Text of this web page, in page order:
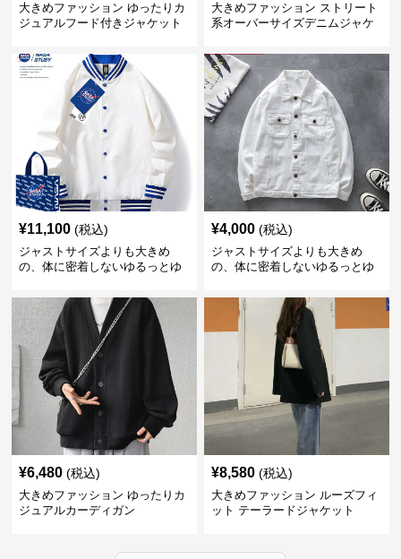
大きめファッション ゆったりカ
ジュアルフード付きジャケット
大きめファッション ストリート
系オーバーサイズデニムジャケ
¥11,100 (税込)
ジャストサイズよりも大きめ
の、体に密着しないゆるっとゆ
ゆったりスポーツバーシティジ
ャケット
¥4,000 (税込)
ジャストサイズよりも大きめ
の、体に密着しないゆるっとゆ
ゆったりシルエットデニムジャ
ケット
¥6,480 (税込)
大きめファッション ゆったりカ
ジュアルカーディガン
¥8,580 (税込)
大きめファッション ルーズフィ
ット テーラードジャケット